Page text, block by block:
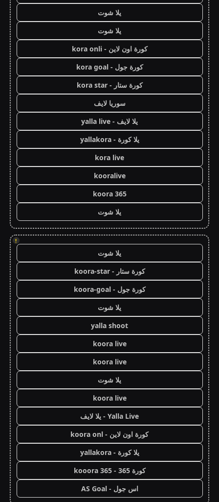
يلا شوت
يلا شوت
كورة اون لاين - kora onli
كورة جول - kora goal
كورة ستار - kora star
سوريا لايف
يلا لايف - yalla live
يلا كورة - yallakora
kora live
kooralive
koora 365
يلا شوت
!
يلا شوت
كورة ستار - koora-star
كورة جول - koora-goal
يلا شوت
yalla shoot
koora live
koora live
يلا شوت
koora live
Yalla Live - يلا لايف
كورة اون لاين - koora onl
يلا كورة - yallakora
كورة 365 - kooora 365
اس جول - AS Goal